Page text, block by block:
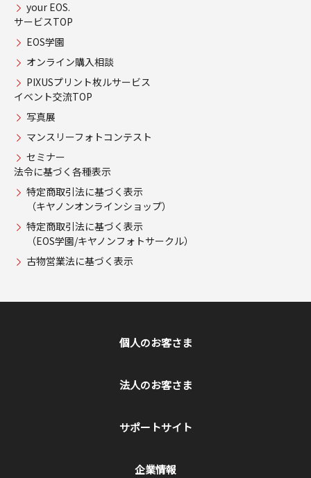
your EOS.
サービスTOP
EOS学園
オンライン購入相談
PIXUSプリント枚ルサービス
イベント交流TOP
写真展
マンスリーフォトコンテスト
セミナー
法令に基づく各種表示
特定商取引法に基づく表示
（キヤノンオンラインショップ）
特定商取引法に基づく表示
（EOS学園/キヤノンフォトサークル）
古物営業法に基づく表示
個人のお客さま
法人のお客さま
サポートサイト
企業情報